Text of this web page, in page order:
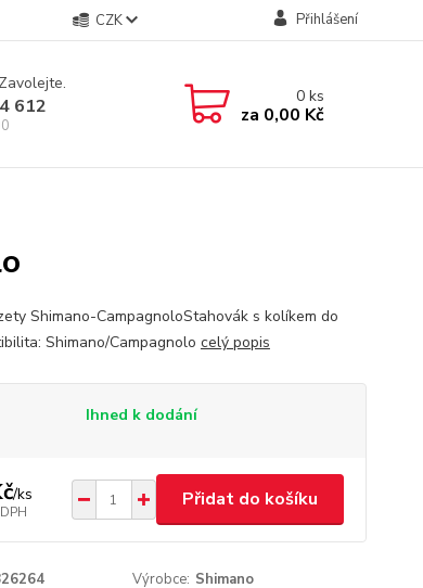
CZK Přihlášení
612 0ks
za 0,00 Kč
Shimano-CampagnoloStahovák s kolíkem do
Shimano/Campagnolo celý popis
Ihned k dodání
/ks Přidat do košíku
Výrobce: Shimano